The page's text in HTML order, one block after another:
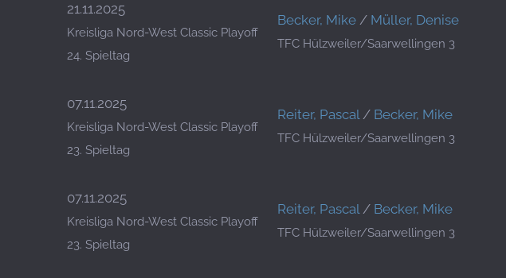
21.11.2025
Kreisliga Nord-West Classic Playoff
24. Spieltag
Becker, Mike / Müller, Denise
TFC Hülzweiler/Saarwellingen 3
07.11.2025
Kreisliga Nord-West Classic Playoff
23. Spieltag
Reiter, Pascal/ Becker, Mike
TFC Hülzweiler/Saarwellingen 3
07.11.2025
Kreisliga Nord-West Classic Playoff
23. Spieltag
Reiter, Pascal/ Becker, Mike
TFC Hülzweiler/Saarwellingen 3